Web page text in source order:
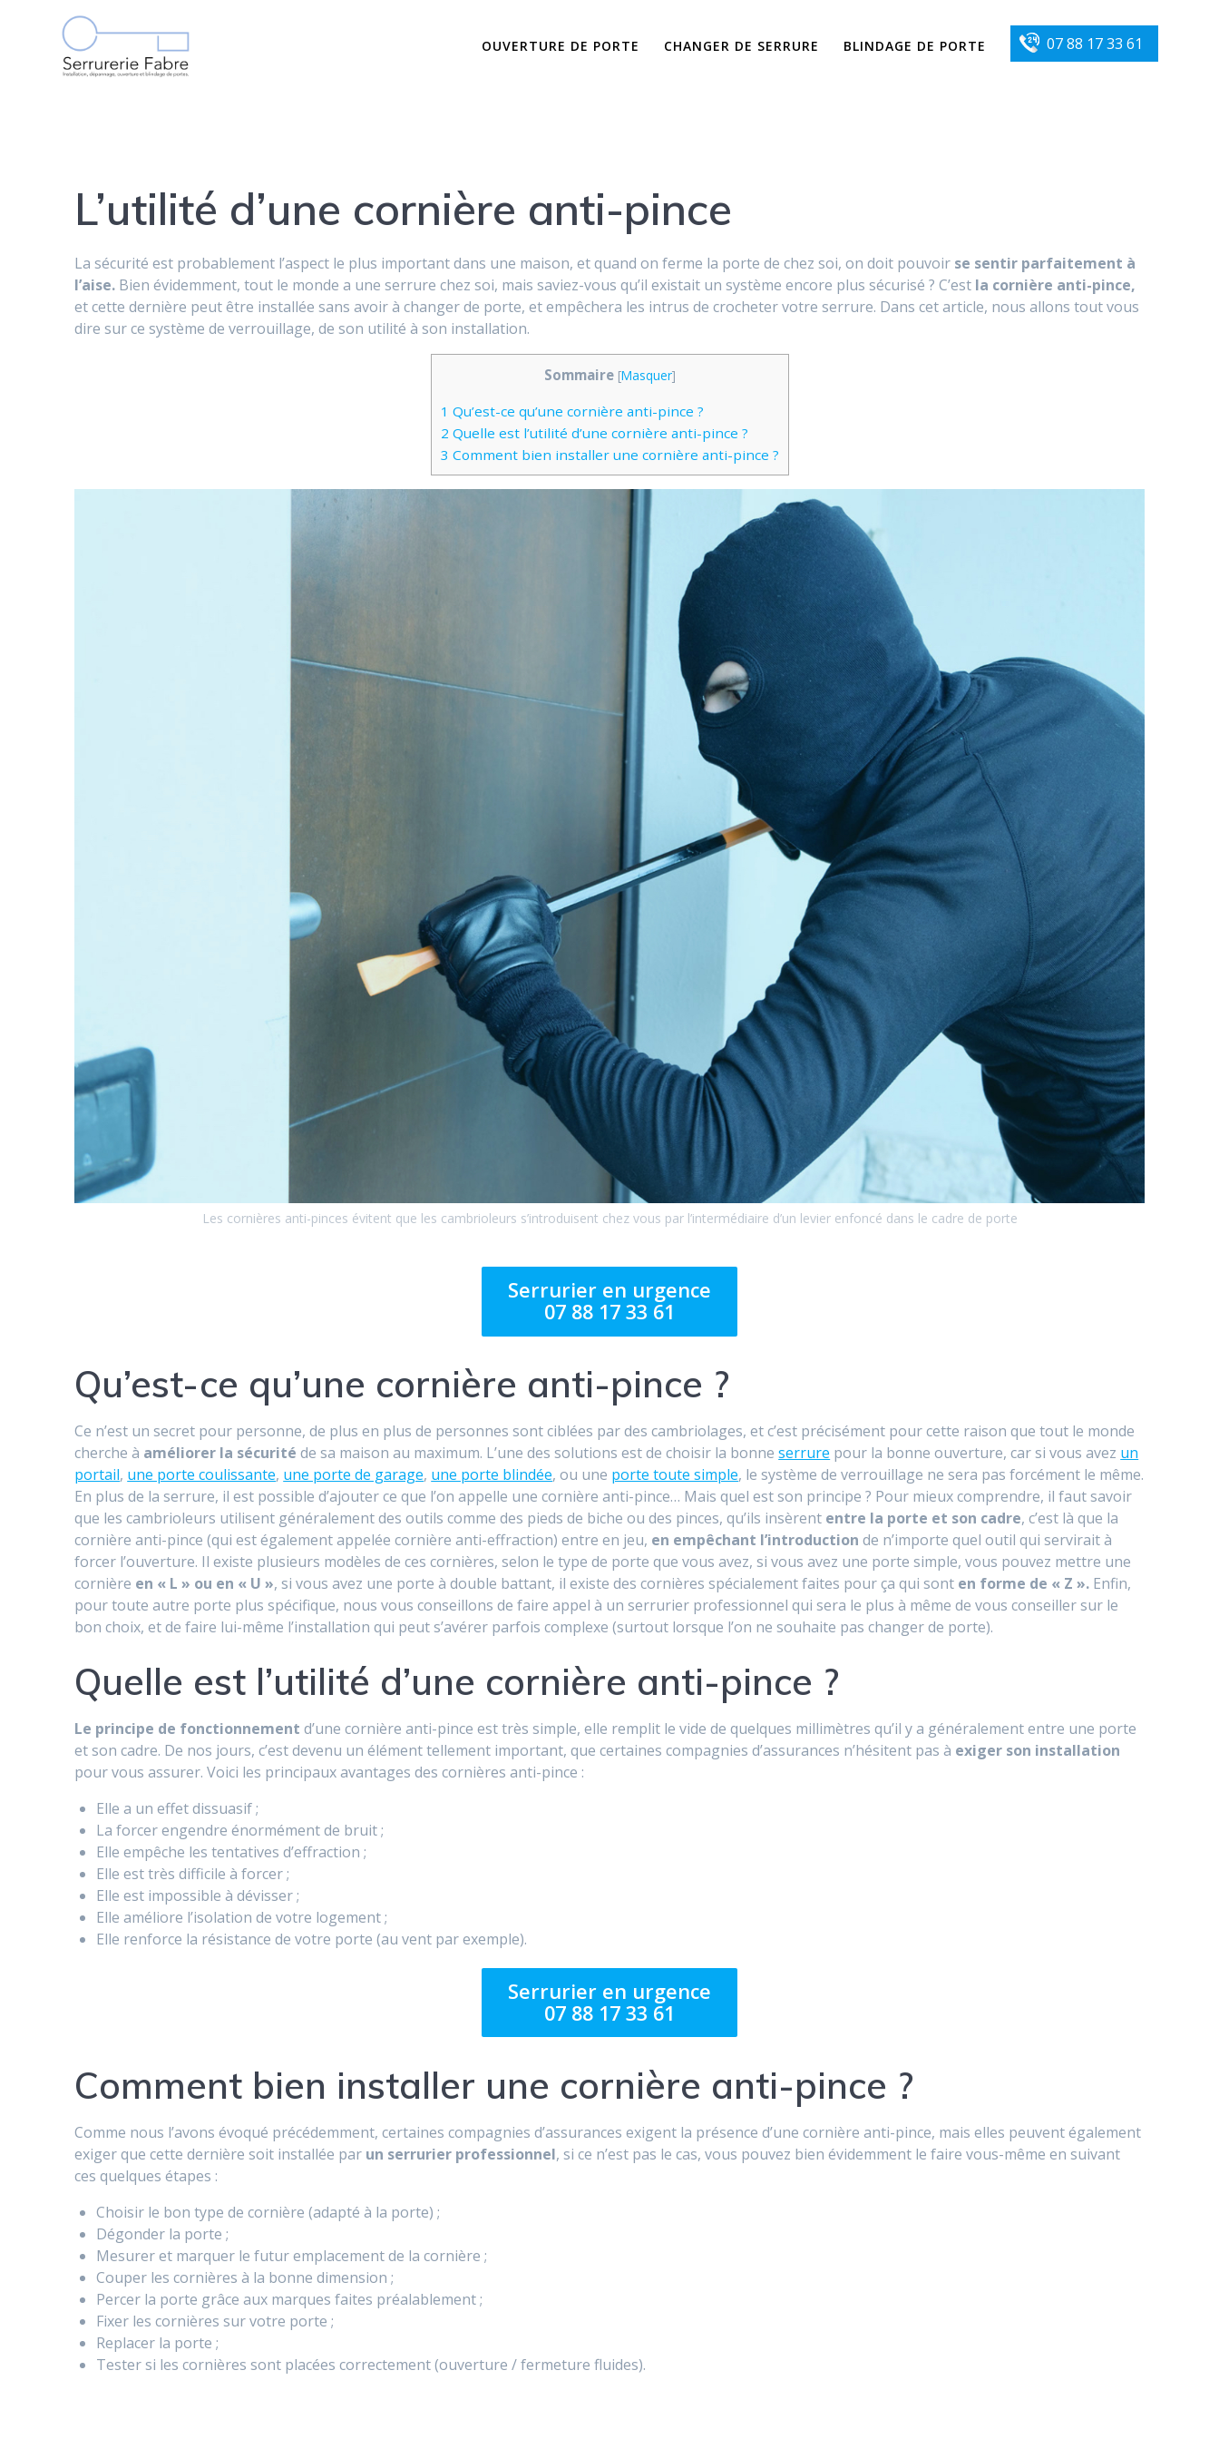
OUVERTURE DE PORTE CHANGER DE SERRURE BLINDAGE DE PORTE 07 88 17 33 61
L’utilité d’une cornière anti-pince
La sécurité est probablement l’aspect le plus important dans une maison, et quand on ferme la porte de chez soi, on doit pouvoir se sentir parfaitement à
l’aise. Bien évidemment, tout le monde a une serrure chez soi, mais saviez-vous qu’il existait un système encore plus sécurisé ? C’est la cornière anti-pince,
et cette dernière peut être installée sans avoir à changer de porte, et empêchera les intrus de crocheter votre serrure. Dans cet article, nous allons tout vous
dire sur ce système de verrouillage, de son utilité à son installation.
Sommaire [Masquer]
1 Qu’est-ce qu’une cornière anti-pince ?
2 Quelle est l’utilité d’une cornière anti-pince ?
3 Comment bien installer une cornière anti-pince ?
Les cornières anti-pinces évitent que les cambrioleurs s’introduisent chez vous par l’intermédiaire d’un levier enfoncé dans le cadre de porte
Serrurier en urgence
07 88 17 33 61
Qu’est-ce qu’une cornière anti-pince ?
Ce n’est un secret pour personne, de plus en plus de personnes sont ciblées par des cambriolages, et c’est précisément pour cette raison que tout le monde
cherche à améliorer la sécurité de sa maison au maximum. L’une des solutions est de choisir la bonneserrure pour la bonne ouverture, car si vous avez un
portail, une porte coulissante, une porte de garage, une porte blindée, ou une porte toute simple, le système de verrouillage ne sera pas forcément le même.
En plus de la serrure, il est possible d’ajouter ce que l’on appelle une cornière anti-pince… Mais quel est son principe ? Pour mieux comprendre, il faut savoir
que les cambrioleurs utilisent généralement des outils comme des pieds de biche ou des pinces, qu’ils insèrent entre la porte et son cadre, c’est là que la
cornière anti-pince (qui est également appelée cornière anti-effraction) entre en jeu, en empêchant l’introduction de n’importe quel outil qui servirait à
forcer l’ouverture. Il existe plusieurs modèles de ces cornières, selon le type de porte que vous avez, si vous avez une porte simple, vous pouvez mettre une
cornière en « L » ou en « U », si vous avez une porte à double battant, il existe des cornières spécialement faites pour ça qui sont en forme de « Z ». Enfin,
pour toute autre porte plus spécifique, nous vous conseillons de faire appel à un serrurier professionnel qui sera le plus à même de vous conseiller sur le
bon choix, et de faire lui-même l’installation qui peut s’avérer parfois complexe (surtout lorsque l’on ne souhaite pas changer de porte).
Quelle est l’utilité d’une cornière anti-pince ?
Le principe de fonctionnement d’une cornière anti-pince est très simple, elle remplit le vide de quelques millimètres qu’il y a généralement entre une porte
et son cadre. De nos jours, c’est devenu un élément tellement important, que certaines compagnies d’assurances n’hésitent pas à exiger son installation
pour vous assurer. Voici les principaux avantages des cornières anti-pince :
Elle a un effet dissuasif ;
La forcer engendre énormément de bruit ;
Elle empêche les tentatives d’effraction ;
Elle est très difficile à forcer ;
Elle est impossible à dévisser ;
Elle améliore l’isolation de votre logement ;
Elle renforce la résistance de votre porte (au vent par exemple).
Serrurier en urgence
07 88 17 33 61
Comment bien installer une cornière anti-pince ?
Comme nous l’avons évoqué précédemment, certaines compagnies d’assurances exigent la présence d’une cornière anti-pince, mais elles peuvent également
exiger que cette dernière soit installée par un serrurier professionnel, si ce n’est pas le cas, vous pouvez bien évidemment le faire vous-même en suivant
ces quelques étapes :
Choisir le bon type de cornière (adapté à la porte) ;
Dégonder la porte ;
Mesurer et marquer le futur emplacement de la cornière ;
Couper les cornières à la bonne dimension ;
Percer la porte grâce aux marques faites préalablement ;
Fixer les cornières sur votre porte ;
Replacer la porte ;
Tester si les cornières sont placées correctement (ouverture / fermeture fluides).